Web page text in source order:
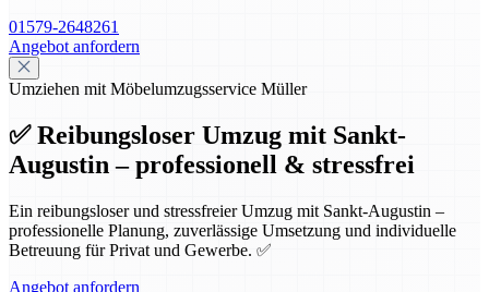
01579-2648261
Angebot anfordern
Umziehen mit Möbelumzugsservice Müller
✅ Reibungsloser Umzug mit Sankt-
Augustin – professionell & stressfrei
Ein reibungsloser und stressfreier Umzug mit Sankt-Augustin –
professionelle Planung, zuverlässige Umsetzung und individuelle
Betreuung für Privat und Gewerbe. ✅
Angebot anfordern